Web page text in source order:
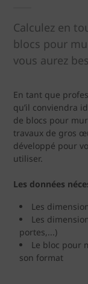
Calculez en
blocs pour
vous aurez
En tant que
qu’il conviendra
de blocs pour
travaux de gros
développé pour
utiliser.
Les données
Les
Les
portes,...)
Le bloc pour
son format